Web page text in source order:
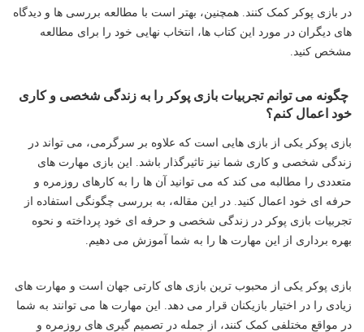
در بازی پوکر کمک کنند. همچنین، بهتر است با مطالعه بررسی ها و دیدگاه
های دیگران در مورد این کتاب ها، انتخاب نهایی خود را برای مطالعه
مشخص کنید.
چگونه می توانم تجربیات بازی پوکر را به زندگی شخصی و کاری
خود اعمال کنم؟
بازی پوکر یکی از بازی هایی است که علاوه بر سرگرمی، می تواند در
زندگی شخصی و کاری شما نیز تاثیرگذار باشد. این بازی مهارت های
متعددی را مطالبه می کند که می توانید آن ها را به کارهای روزمره و
حرفه ای خود اعمال کنید. در این مقاله، به بررسی چگونگی استفاده از
تجربیات بازی پوکر در زندگی شخصی و حرفه ای خود پرداخته و نحوه
بهره برداری از این مهارت ها را به شما آموزش می دهیم.
بازی پوکر یکی از محبوب ترین بازی های کارتی جهان است و مهارت های
زیادی را در اختیار بازیکنان قرار می دهد. این مهارت ها می توانند به شما
در مواقع مختلفی کمک کنند، از جمله در تصمیم گیری های روزمره و